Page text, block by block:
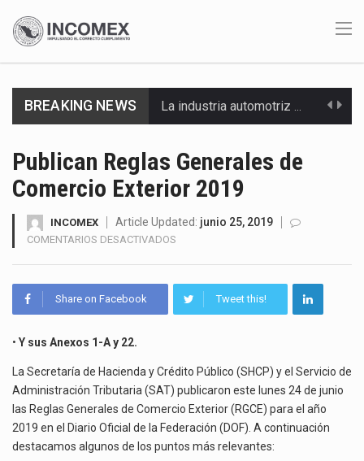
BREAKING NEWS
Las métricas tradicionales de los parques industriales —absorción, ocupación y metros cuadrados desarrollados— resultan insuficientes…
El Tribunal Federal de Justicia Administrativa (TFJA), a través de su Segunda Sala Regional en…
El Gobierno de Estados Unidos ha procesado la devolución de aproximadamente 100,000 millones de dólares…
Publican Reglas Generales de
Comercio Exterior 2019
INCOMEX Article Updated: junio 25, 2019
COMENTARIOS DESACTIVADOS
GENERALES
DE
Share on Facebook Tweet this!
• Y sus Anexos 1-A y 22.
La Secretaría de Hacienda y Crédito Público (SHCP) y el Servicio de
Administración Tributaria (SAT) publicaron este lunes 24 de junio
las Reglas Generales de Comercio Exterior (RGCE) para el año
2019 en el Diario Oficial de la Federación (DOF). A continuación
destacamos algunos de los puntos más relevantes: